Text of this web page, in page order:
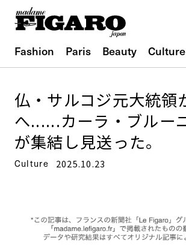
Fashion Paris Beauty Culture
仏・サルコジ元大統領
へ......カーラ・ブルー
が集結し見送った。
Culture 2025.10.23